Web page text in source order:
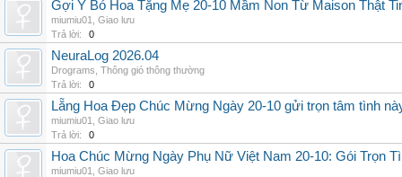
Gợi Ý Bó Hoa Tặng Mẹ 20-10 Mầm Non Từ Maison Thật
miumiu01
Giao lưu
Trả lời:
0
NeuraLog 2026.04
Drograms Thông gió thông thường
Trả lời:
0
Lẵng Hoa Đẹp Chúc Mừng Ngày 20-10 gửi trọn tâm tình
miumiu01
Giao lưu
Trả lời:
0
Hoa Chúc Mừng Ngày Phụ Nữ Việt Nam 20-10: Gói Trọn
miumiu01
Giao lưu